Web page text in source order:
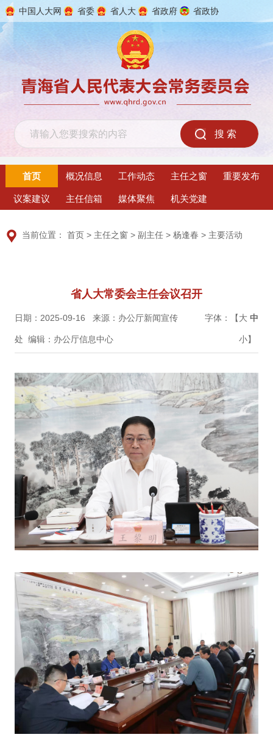
中国人大网 省委 省人大 省政府 省政协
首页 概况信息 工作动态 主任之窗 重要发布
议案建议 主任信箱 媒体聚焦 机关党建
当前位置：首页 > 主任之窗 >副主任 >杨逢春 > 主要活动
省人大常委会主任会议召开
日期：2025-09-16 来源：办公厅新闻宣传
处 编辑：办公厅信息中心
字体：【大 中
小】